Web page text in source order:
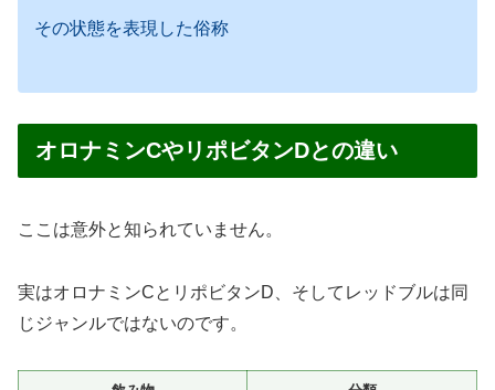
その状態を表現した俗称
オロナミンCやリポビタンDとの違い
ここは意外と知られていません。
実はオロナミンCとリポビタンD、そしてレッドブルは同
じジャンルではないのです。